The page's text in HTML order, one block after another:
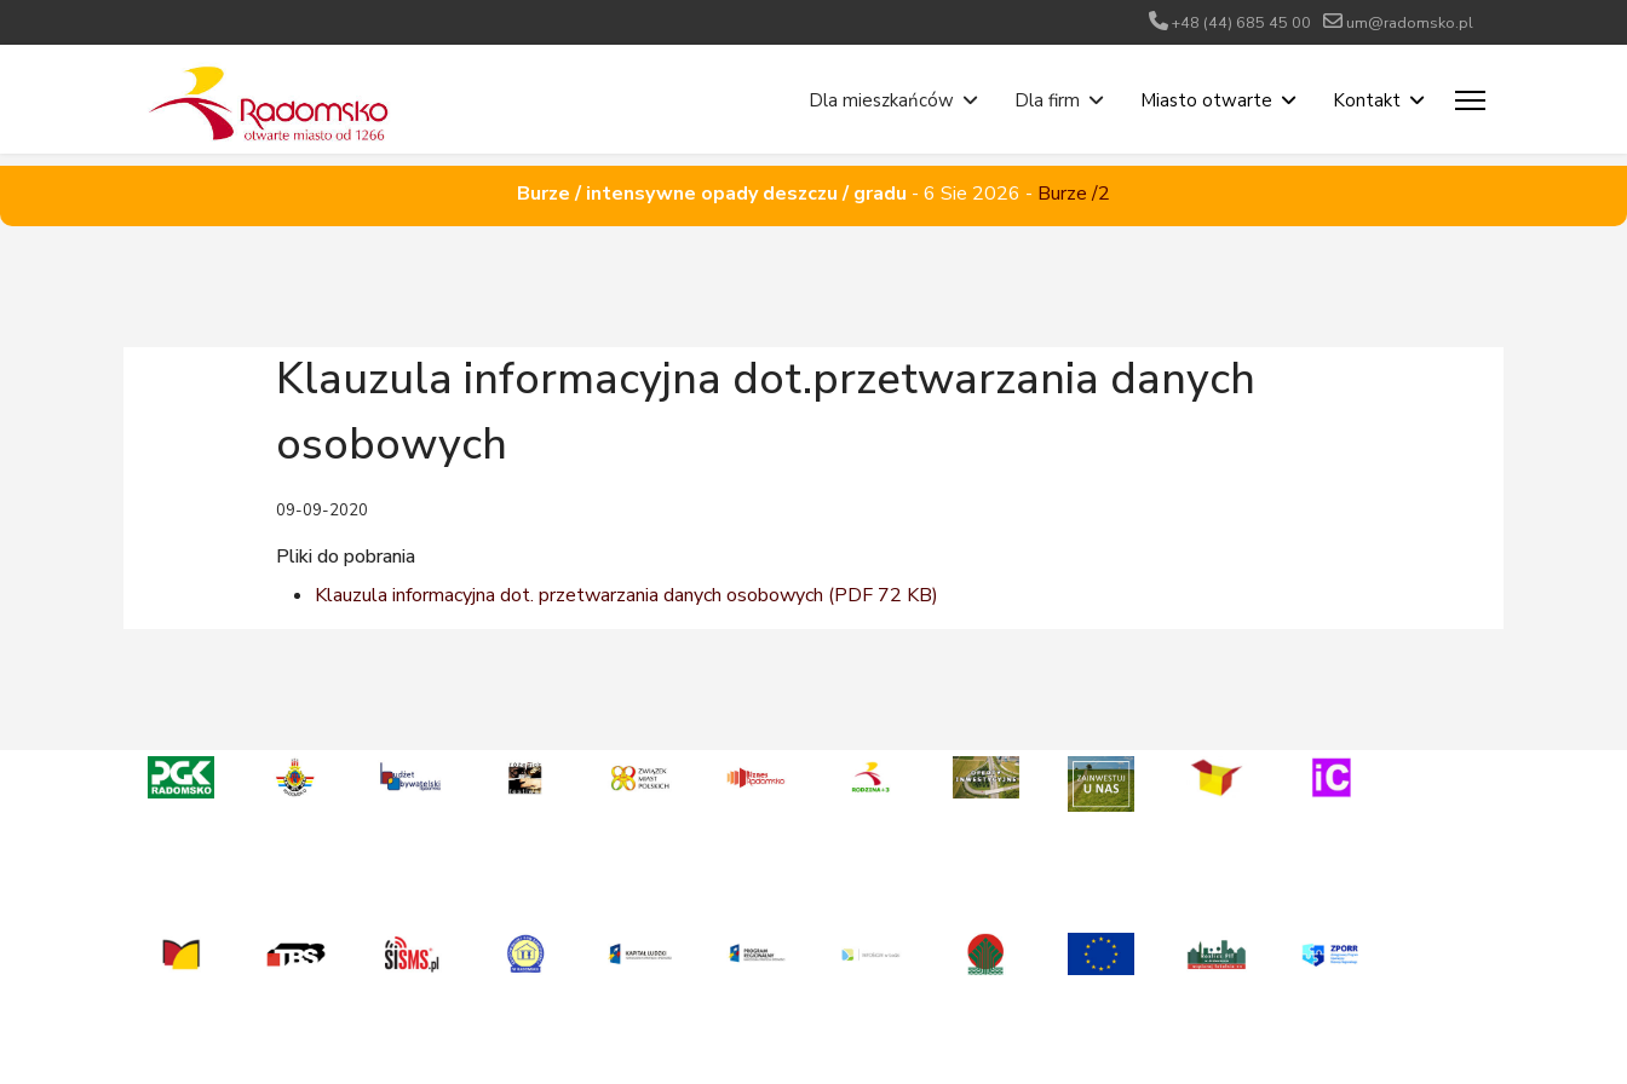
+48 (44) 685 45 00 um@radomsko.pl
Dla mieszkańców Dla firm Miasto otwarte Kontakt
Burze / intensywne opady deszczu / gradu - 6 Sie 2026 - Burze /2
Klauzula informacyjna dot.przetwarzania danych
osobowych
09-09-2020
Pliki do pobrania
Klauzula informacyjna dot. przetwarzania danych osobowych (PDF 72 KB)